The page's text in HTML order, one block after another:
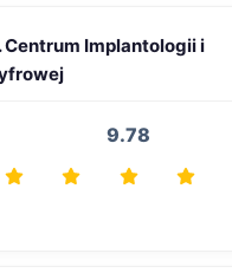
9.78